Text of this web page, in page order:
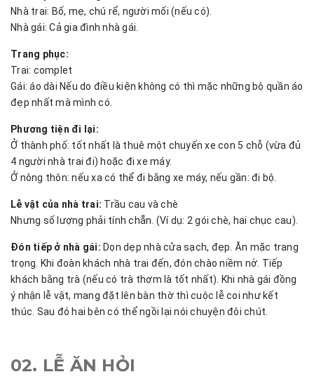
Nhà trai: Bố, mẹ, chú rể, người mối (nếu có).
Nhà gái: Cả gia đình nhà gái.
Trang phục:
Trai: complet
Gái: áo dài Nếu do điều kiện không có thì mặc những bộ quần áo
đẹp nhất mà mình có.
Phương tiện đi lại:
Ở thành phố: tốt nhất là thuê một chuyến xe con 5 chỗ (vừa đủ
4 người nhà trai đi) hoặc đi xe máy.
Ở nông thôn: nếu xa có thể đi bằng xe máy, nếu gần: đi bộ.
Lễ vật của nhà trai: Trầu cau và chè
Nhưng số lượng phải tính chẵn. (Ví dụ: 2 gói chè, hai chục cau).
Đón tiếp ở nhà gái: Dọn dẹp nhà cửa sạch, đẹp. Ăn mặc trang
trọng. Khi đoàn khách nhà trai đến, đón chào niềm nở. Tiếp
khách bằng trà (nếu có trà thơm là tốt nhất). Khi nhà gái đồng
ý nhận lễ vật, mang đặt lên bàn thờ thì cuộc lễ coi như kết
thúc. Sau đó hai bên có thể ngồi lại nói chuyện đôi chút.
02. LỄ ĂN HỎI